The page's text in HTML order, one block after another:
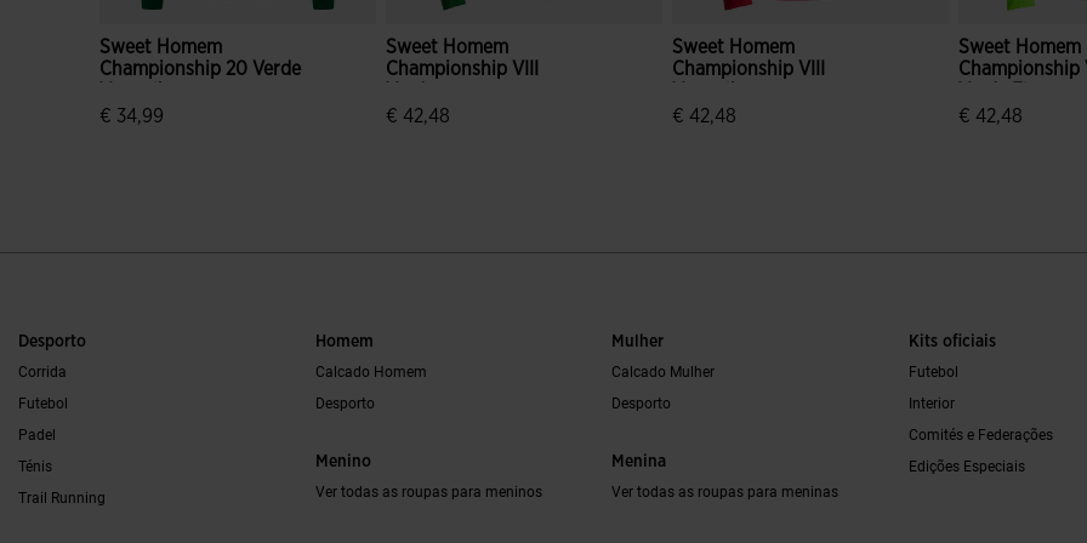
Sweet Homem
Championship 20 Verde
€ 34,99
Sweet Homem
Championship VIII
€ 42,48
Sweet Homem
Championship VIII
€ 42,48
Sweet Homem
Championship
€ 42,48
Desporto
Corrida
Futebol
Padel
Ténis
Trail Running
Homem
Calcado Homem
Desporto
Menino
Ver todas as roupas para meninos
Mulher
Calcado Mulher
Desporto
Menina
Ver todas as roupas para meninas
Kits oficiais
Futebol
Interior
Comités e Federações
Edições Especiais